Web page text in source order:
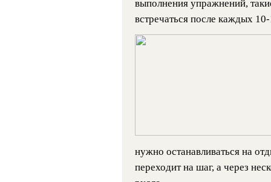
выполнения упражнений,
встречаться после каждых
нужно останавливаться на
переходит на шаг, а через